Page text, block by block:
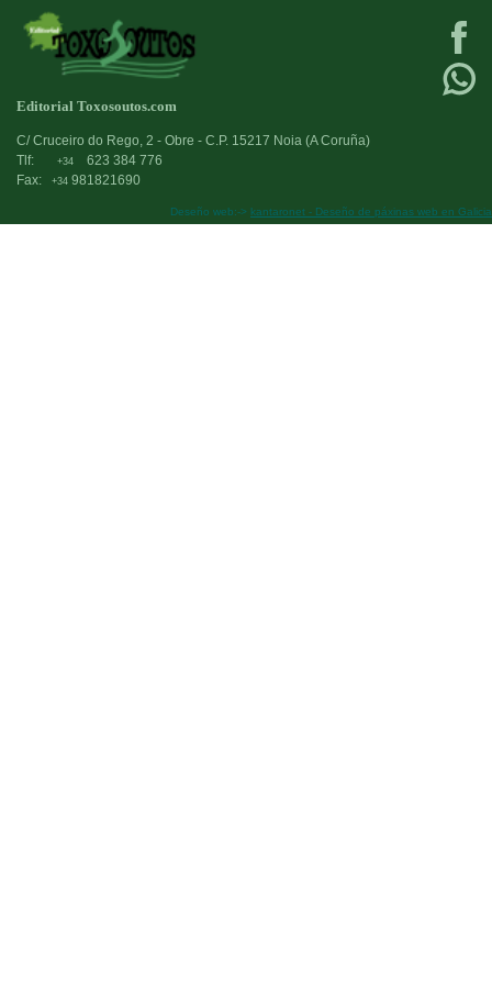
Editorial Toxosoutos.com
C/ Cruceiro do Rego, 2 - Obre - C.P. 15217 Noia (A Coruña)
Tlf:
+34
623 384 776
Fax:
+34 981821690
Deseño web:-> kantaronet - Deseño de páxinas web en Galicia